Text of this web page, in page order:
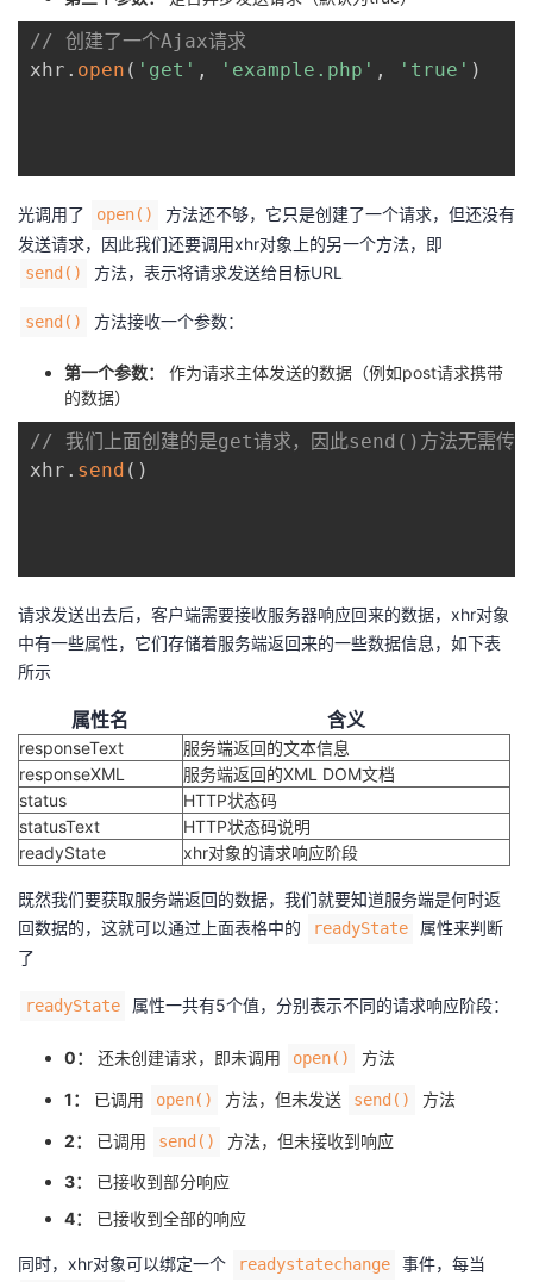
// 创建了一个Ajax请求
xhr . open ( 'get' , 'example.php' , 'true' )
光调用了 open()
方法还不够，它只是创建了一个请求，但还没有
发送请求，因此我们还要调用xhr对象上的另一个方法，即
send() 方法，表示将请求发送给目标URL
send() 方法接收一个参数：
第一个参数：
作为请求主体发送的数据（例如post请求携带
的数据）
// 我们上面创建的是get请求，因此send()方法无需传参
xhr . send ( )
请求发送出去后，客户端需要接收服务器响应回来的数据，xhr对象
中有一些属性，它们存储着服务端返回来的一些数据信息，如下表
所示
属性名 含义
responseText
服务端返回的文本信息
responseXML
服务端返回的XML DOM文档
status
HTTP状态码
statusText
HTTP状态码说明
readyState
xhr对象的请求响应阶段
既然我们要获取服务端返回的数据，我们就要知道服务端是何时返
回数据的，这就可以通过上面表格中的
readyState
属性来判断
了
readyState 属性一共有5个值，分别表示不同的请求响应阶段：
0： 还未创建请求，即未调用 open() 方法
1： 已调用 open() 方法，但未发送 send() 方法
2： 已调用 send()
方法，但未接收到响应
3：
已接收到部分响应
4：
已接收到全部的响应
同时，xhr对象可以绑定一个 readystatechange 事件，每当